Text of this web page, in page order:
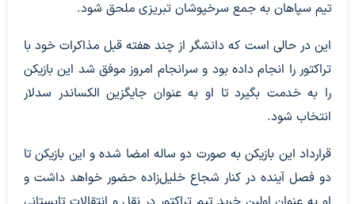
تیم سپاهان به جمع سرخپوشان تبریزی ملحق شود.
این در حالی است که دانشگر از چند هفته قبل مذاکرات خود با
تراکتور را انجام داده بود و سرانجام امروز موفق شد این بازیکن
را به خدمت بگیرد تا او به عنوان جایگزین الکساندر سدلار
انتخاب شود.
قرارداد این بازیکن به صورت دو ساله امضا شده و این بازیکن تا
دو فصل آینده در کنار شجاع خلیل‌زاده حضور خواهد داشت و